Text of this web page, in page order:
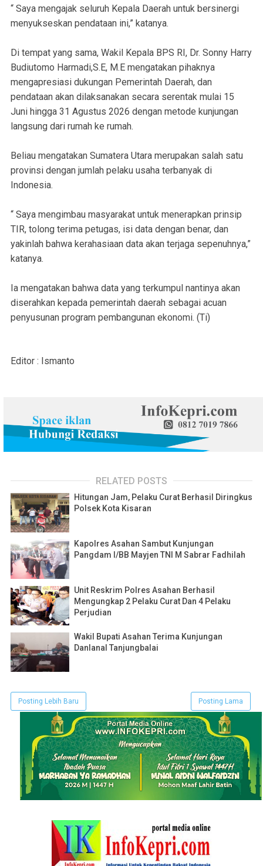
“ Saya mengajak seluruh Kepala Daerah untuk bersinergi
menyukseskan pendataan ini,” katanya.
Di tempat yang sama, Wakil Kepala BPS RI, Dr. Sonny Harry
Budiutomo Harmadi,S.E, M.E mengatakan pihaknya
mengapresiasi dukungan Pemerintah Daerah, dan
pendataan akan dilaksanakan secara serentak mulai 15
Juni hingga 31 Agustus 2026 dengan metode kunjungan
langsung dari rumah ke rumah.
Beliau mengatakan Sumatera Utara merupakan salah satu
provinsi dengan jumlah pelaku usaha terbanyak di
Indonesia.
“ Saya mengimbau masyarakat untuk menerapkan prinsip
TIR, tolong terima petugas, isi data dengan benar, dan
yakinlah bahwa kerahasiaan data akan terjaga sepenuhnya,”
katanya.
Ia mengatakan bahwa data yang terkumpul nantinya akan
diserahkan kepada pemerintah daerah sebagai acuan
penyusunan program pembangunan ekonomi. (Ti)
Editor : Ismanto
RELATED POSTS
Hitungan Jam, Pelaku Curat Berhasil Diringkus
Polsek Kota Kisaran
Kapolres Asahan Sambut Kunjungan
Pangdam I/BB Mayjen TNI M Sabrar Fadhilah
Unit Reskrim Polres Asahan Berhasil
Mengungkap 2 Pelaku Curat Dan 4 Pelaku
Perjudian
Wakil Bupati Asahan Terima Kunjungan
Danlanal Tanjungbalai
Posting Lebih Baru Posting Lama